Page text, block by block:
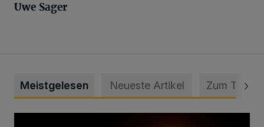
Uwe Sager
Meistgelesen Neueste Artikel Zum Thema